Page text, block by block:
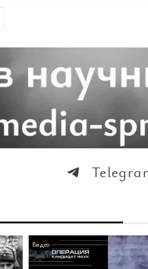
Видео